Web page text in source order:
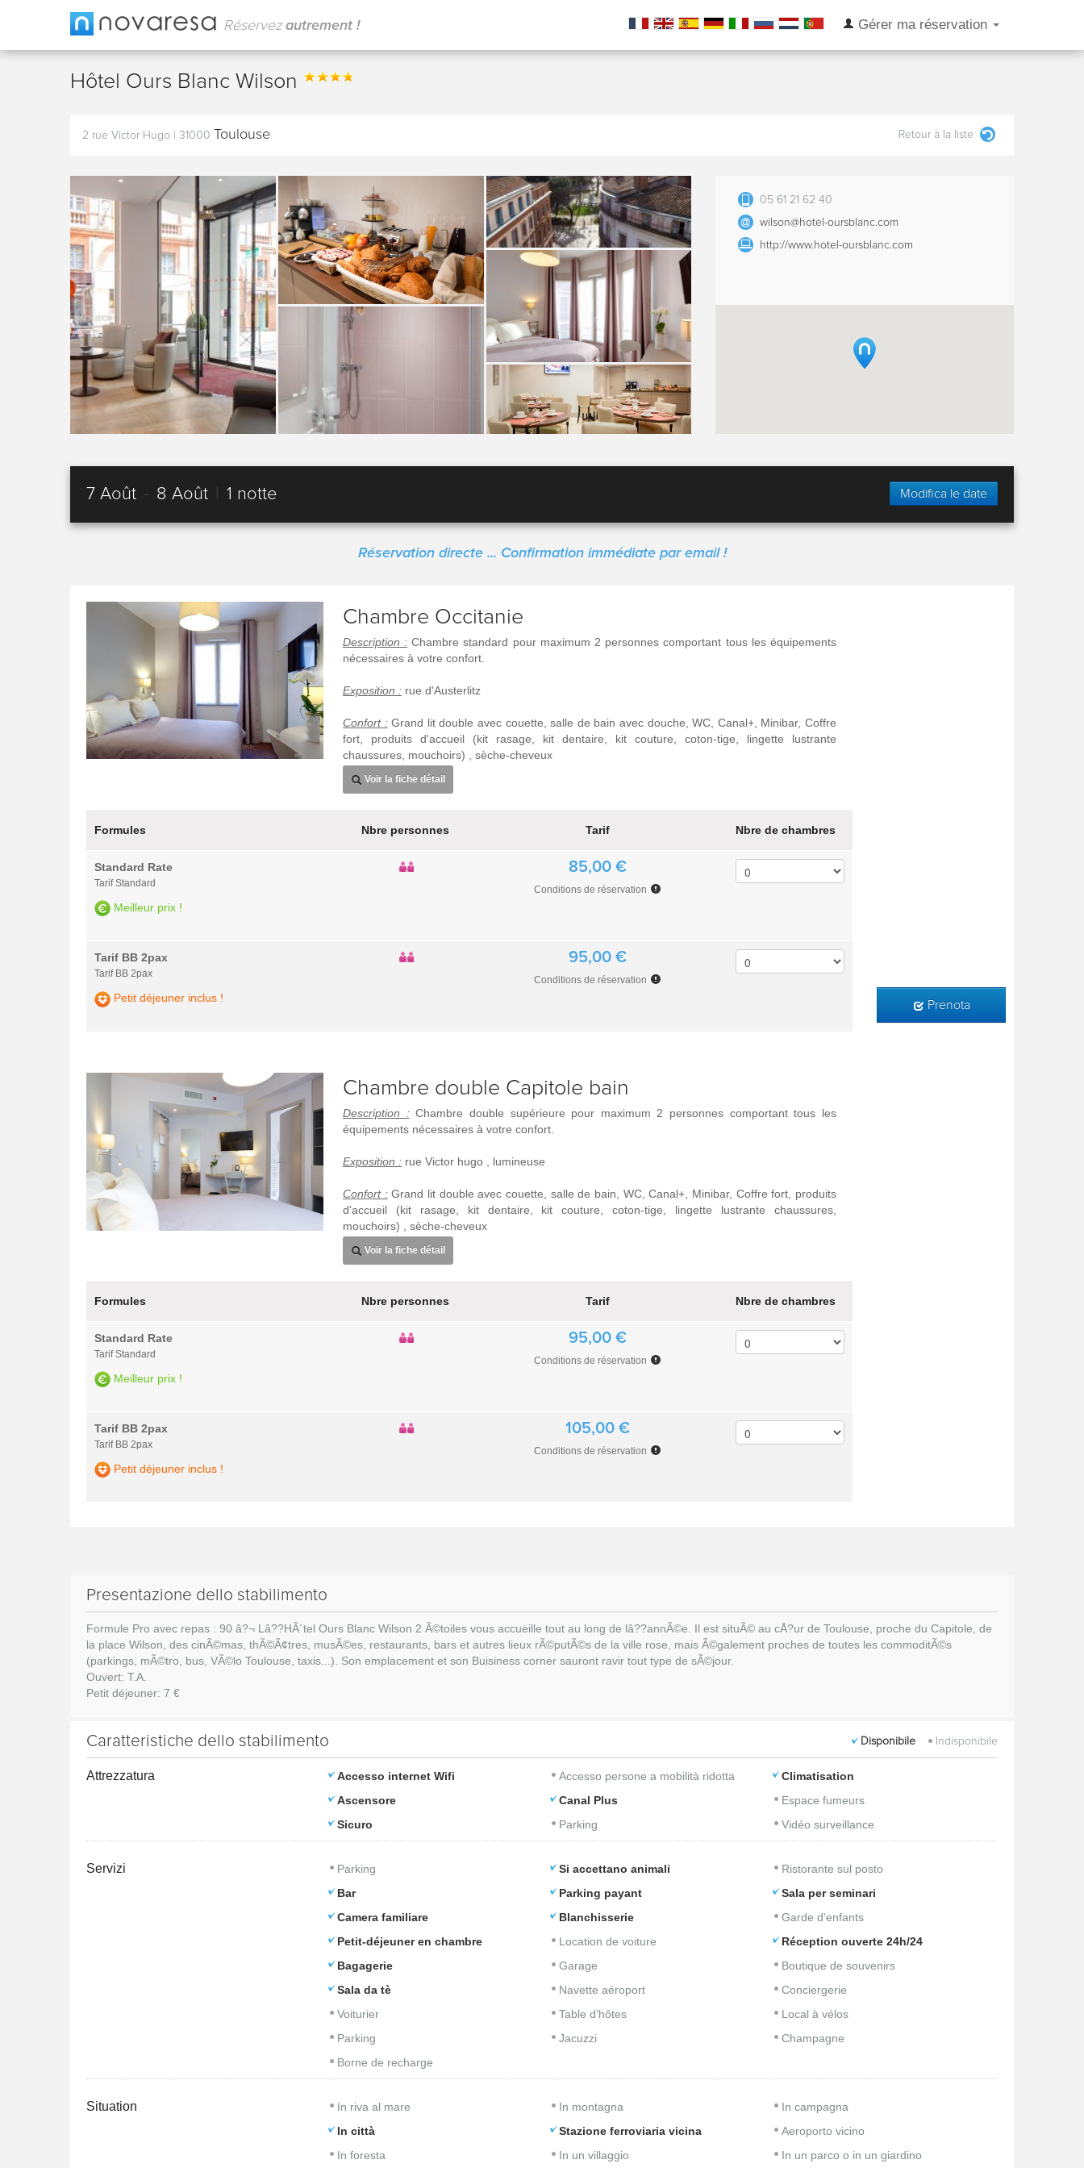
Réservezautrement ! Gérer ma réservation
Hôtel Ours Blanc Wilson
2 rue Victor Hugo 31000 Toulouse Retour à la liste
05 61 21 62 40
wilson@hotel-oursblanc.com
http://www.hotel-oursblanc.com
7 Août - 8 Août 1 notte Modifica le date
Réservation directe ... Confirmation immédiate par email !
Chambre Occitanie
Description : Chambre standard pour maximum 2 personnes comportant tous les équipements
nécessaires à votre confort.
Exposition :rue d'Austerlitz
Confort :Grand lit double avec couette, salle de bain avec douche, WC, Canal+, Minibar, Coffre
fort, produits d'accueil (kit rasage, kit dentaire, kit couture, coton-tige, lingette lustrante
chaussures, mouchoirs) , sèche-cheveux
Voir la fiche détail
Formules Nbre personnes Tarif Nbre de chambres
Standard Rate
Tarif Standard
Meilleur prix !
85,00 €
Conditions de réservation
Tarif BB 2pax
Tarif BB 2pax
Petit déjeuner inclus !
95,00 €
Conditions de réservation
Chambre double Capitole bain
Description :Chambre double supérieure pour maximum 2 personnes comportant tous les
équipements nécessaires à votre confort.
Exposition :rue Victor hugo , lumineuse
Confort :Grand lit double avec couette, salle de bain, WC, Canal+, Minibar, Coffre fort, produits
d'accueil (kit rasage, kit dentaire, kit couture, coton-tige, lingette lustrante chaussures,
mouchoirs) , sèche-cheveux
Voir la fiche détail
Formules Nbre personnes Tarif Nbre de chambres
Standard Rate
Tarif Standard
Meilleur prix !
95,00 €
Conditions de réservation
Tarif BB 2pax
Tarif BB 2pax
Petit déjeuner inclus !
105,00 €
Conditions de réservation
Prenota
Presentazione dello stabilimento
Formule Pro avec repas : 90 â?¬ Lâ??HÃ´tel Ours Blanc Wilson 2 Ã©toiles vous accueille tout au long de lâ??annÃ©e. Il est situÃ© au cÅ?ur de Toulouse, proche du Capitole, de
la place Wilson, des cinÃ©mas, thÃ©Ã¢tres, musÃ©es, restaurants, bars et autres lieux rÃ©putÃ©s de la ville rose, mais Ã©galement proches de toutes les commoditÃ©s
(parkings, mÃ©tro, bus, VÃ©lo Toulouse, taxis...). Son emplacement et son Buisiness corner sauront ravir tout type de sÃ©jour.
Ouvert: T.A.
Petit déjeuner: 7 €
Caratteristiche dello stabilimento Disponibile Indisponibile
Attrezzatura Accesso internet Wifi Accesso persone a mobilità ridotta
Climatisation
Ascensore
Canal Plus
Espace fumeurs
Sicuro
Parking Vidéo surveillance
Servizi Parking Si accettano animali
Ristorante sul posto
Bar
Parking payant
Sala per seminari
Camera familiare
Blanchisserie
Garde d'enfants
Petit-déjeuner en chambre
Location de voiture
Réception ouverte 24h/24
Bagagerie
Garage
Boutique de souvenirs
Sala da tè
Navette aéroport
Conciergerie
Voiturier
Table d’hôtes
Local à vélos
Parking
Jacuzzi
Champagne
Borne de recharge
Situation In riva al mare In montagna
In campagna
In città
Stazione ferroviaria vicina
Aeroporto vicino
In foresta
In un villaggio In un parco o in un giardino